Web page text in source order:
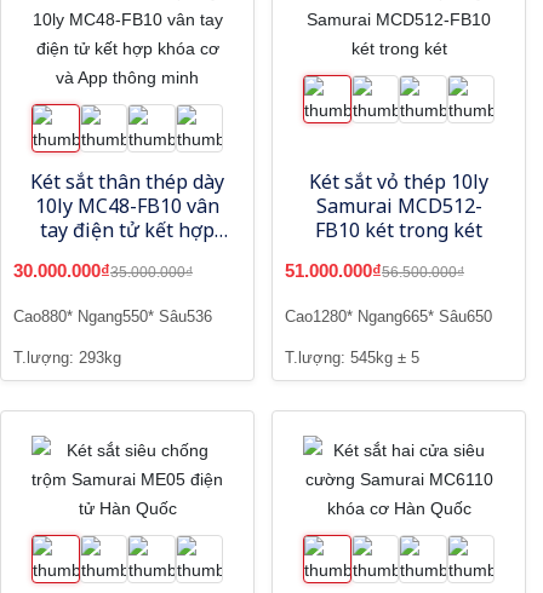
Két sắt thân thép dày
10ly MC48-FB10 vân
tay điện tử kết hợp
minh
30.000.000₫35.000.000₫
Cao880* Ngang550* Sâu536
T.lượng: 293kg
Két sắt vỏ thép 10ly
Samurai MCD512-
FB10 két trong két
51.000.000₫56.500.000₫
Cao1280* Ngang665* Sâu650
T.lượng: 545kg ± 5